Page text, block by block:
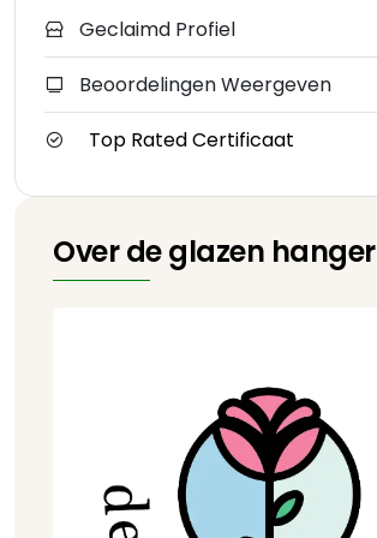
Geclaimd Profiel
Beoordelingen Weergeven
Top Rated Certificaat
Over de glazen hanger